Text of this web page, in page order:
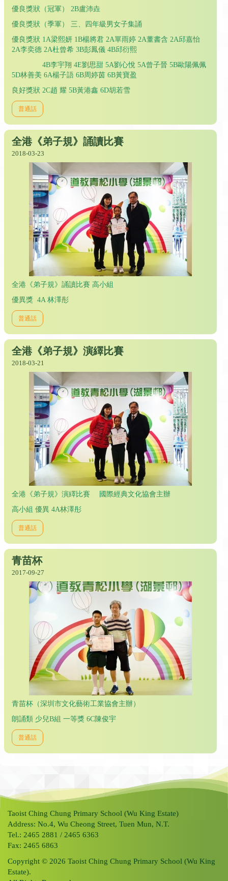
優良獎狀（冠軍） 2B盧沛垚
優良獎狀（季軍） 三、四年級男女子集誦
優良獎狀 1A梁熙妍 1B楊將君 2A單雨婷 2A董書含 2A邱嘉怡
2A李奕德 2A杜曾希 3B彭鳳儀 4B邱衍熙
4B李宇翔 4E劉思甜 5A劉心悅 5A曾子晉 5B歐陽佩佩
5D林善美 6A楊子語 6B周婷茵 6B黃寶盈
良好獎狀 2C趙 耀 5B黃港鑫 6D胡若雪
普通話
全港《弟子規》誦讀比賽
2018-03-23
全港《弟子規》誦讀比賽 高小組
優異獎 4A 林澤彤
普通話
全港《弟子規》演繹比賽
2018-03-21
全港《弟子規》演繹比賽 國際經典文化協會主辦
高小組 優異 4A林澤彤
普通話
青苗杯
2017-09-27
青苗杯（深圳市文化藝術工業協會主辦）
朗誦類 少兒B組 一等獎 6C陳俊宇
普通話
Taoist Ching Chung Primary School (Wu King Estate)
Address: No.4, Wu Cheong Street, Tuen Mun, N.T.
Tel.: 2465 2881 / 2465 6363
Fax: 2465 6863
Copyright © 2026 Taoist Ching Chung Primary School (Wu King
Estate).